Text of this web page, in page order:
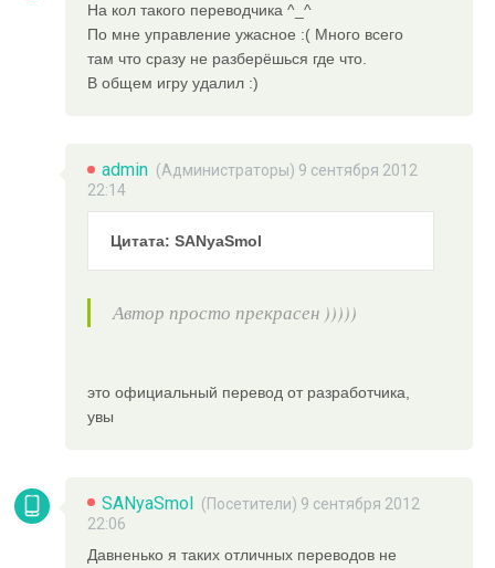
На кол такого переводчика ^_^
По мне управление ужасное :( Много всего
там что сразу не разберёшься где что.
В общем игру удалил :)
admin (Администраторы) 9 сентября 2012
22:14
Цитата: SANyaSmol
Автор просто прекрасен )))))
это официальный перевод от разработчика,
увы
SANyaSmol (Посетители) 9 сентября 2012
22:06
Давненько я таких отличных переводов не